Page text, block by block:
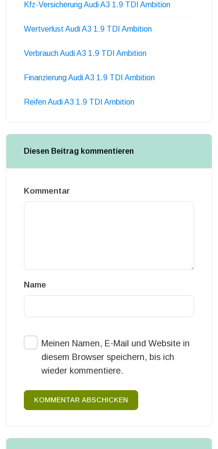
Kfz-Versicherung Audi A3 1.9 TDI Ambition
Wertverlust Audi A3 1.9 TDI Ambition
Verbrauch Audi A3 1.9 TDI Ambition
Finanzierung Audi A3 1.9 TDI Ambition
Reifen Audi A3 1.9 TDI Ambition
Diesen Beitrag kommentieren
Kommentar
Name
Meinen Namen, E-Mail und Website in
diesem Browser speichern, bis ich
wieder kommentiere.
KOMMENTAR ABSCHICKEN